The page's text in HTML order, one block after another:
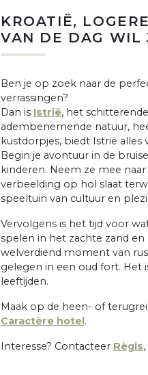
KROATIË,
VAN DE DAG WIL
Ben je op zoek naar de
verrassingen?
Dan is Istrië, het
adembenemende natuur,
kustdorpjes, biedt Istrië alles
Begin je avontuur in de
kinderen. Neem ze mee
verbeelding op hol slaat
speeltuin van cultuur en
Vervolgens is het tijd voor
spelen in het zachte zand
welverdiend moment van
gelegen in een oud fort. Het
leeftijden.
Maak op de heen- of
Caractère hotel.
Interesse? Contacteer Règis